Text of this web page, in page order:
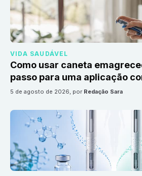
VIDA SAUDÁVEL
Como usar caneta
passo para uma aplicação
5 de agosto de 2026, por Redação Sara